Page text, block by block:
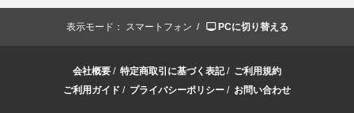
表示モード： スマートフォン / PCに切り替える
会社概要 / 特定商取引に基づく表記/ ご利用規約
ご利用ガイド / プライバシーポリシー / お問い合わせ